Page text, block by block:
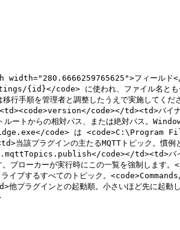
フィールド
{id}</code> に使われ、ファイル名
順を管理者と調整したうえで実施してく
code></td><td>バイナリの
らの相対パス、または絶対パス。
code> は
グインの主たるMQTTトピック。慣例と
code></td><td>バイナリ
す。ブローカーが実行時にこの一覧を強
るすべてのトピック。<code>Commands/
ンとの起動順。小さいほど先に起動します